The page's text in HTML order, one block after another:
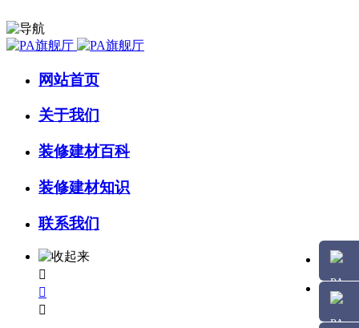
网站首页
关于我们
装修建材百科
装修建材知识
联系我们


